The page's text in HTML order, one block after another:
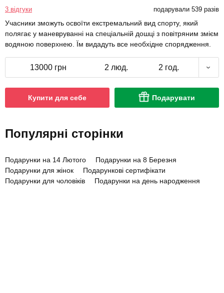
3 відгуки подарували 539 разів
Учасники зможуть освоїти екстремальний вид спорту, який
полягає у маневруванні на спеціальній дошці з повітряним змієм
водяною поверхнею. Їм видадуть все необхідне спорядження.
13000 грн 2 люд. 2 год.
Купити для себе Подарувати
Популярні сторінки
Подарунки на 14 Лютого
Подарунки на 8 Березня
Подарунки для жінок
Подарункові сертифікати
Подарунки для чоловіків
Подарунки на день народження